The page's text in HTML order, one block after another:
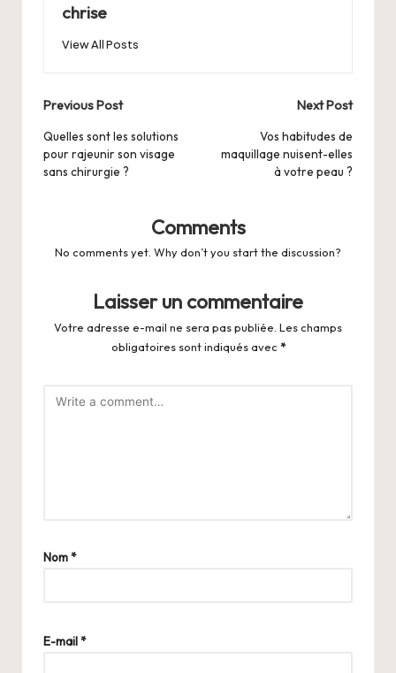
chrise
View All Posts
Post
navigation
Previous Post
Quelles sont les solutions
pour rajeunir son visage
sans chirurgie ?
Next Post
Vos habitudes de
maquillage nuisent-elles
à votre peau ?
Comments
No comments yet. Why don’t you start the discussion?
Laisser un commentaire
Votre adresse e-mail ne sera pas publiée. Les champs
obligatoires sont indiqués avec *
Nom*
E-mail*